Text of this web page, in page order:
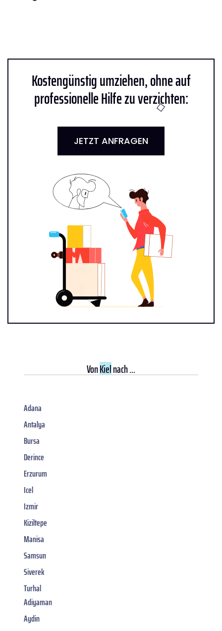
Kostengünstig umziehen, ohne auf
professionelle Hilfe zu verzichten:
JETZT ANFRAGEN
VonKielnach ...
Adana
Antalya
Bursa
Derince
Erzurum
Icel
Izmir
Kiziltepe
Manisa
Samsun
Siverek
Turhal
Adiyaman
Aydin